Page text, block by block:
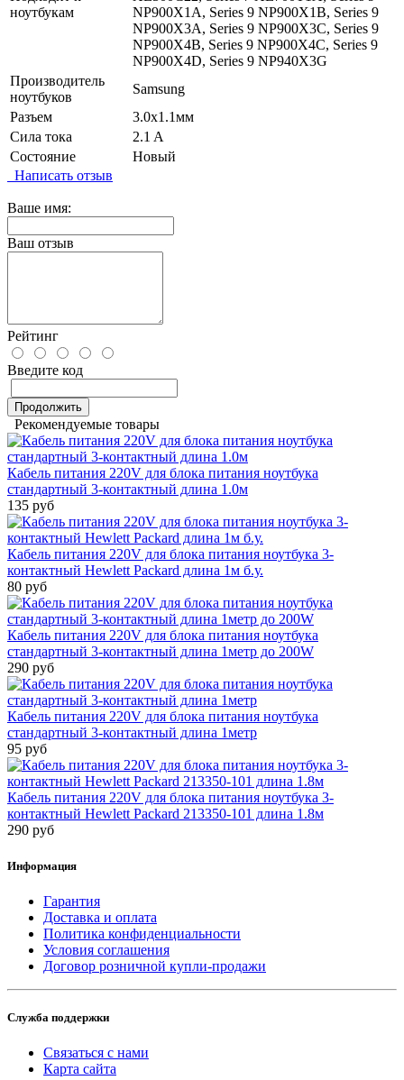
ноутбукам
NP900X1A, Series 9 NP900X1B, Series 9
NP900X3A, Series 9 NP900X3C, Series 9
NP900X4B, Series 9 NP900X4C, Series 9
NP900X4D, Series 9 NP940X3G
Производитель
ноутбуков
Samsung
Разъем
3.0x1.1мм
Сила тока
2.1 A
Состояние
Новый
Написать отзыв
Ваше имя:
Ваш отзыв
Рейтинг
Введите код
Продолжить
Рекомендуемые товары
Кабель питания 220V для блока питания ноутбука
стандартный 3-контактный длина 1.0м
135 руб
Кабель питания 220V для блока питания ноутбука 3-
контактный Hewlett Packard длина 1м б.у.
80 руб
Кабель питания 220V для блока питания ноутбука
стандартный 3-контактный длина 1метр до 200W
290 руб
Кабель питания 220V для блока питания ноутбука
стандартный 3-контактный длина 1метр
95 руб
Кабель питания 220V для блока питания ноутбука 3-
контактный Hewlett Packard 213350-101 длина 1.8м
290 руб
Информация
Гарантия
Доставка и оплата
Политика конфиденциальности
Условия соглашения
Договор розничной купли-продажи
Служба поддержки
Связаться с нами
Карта сайта